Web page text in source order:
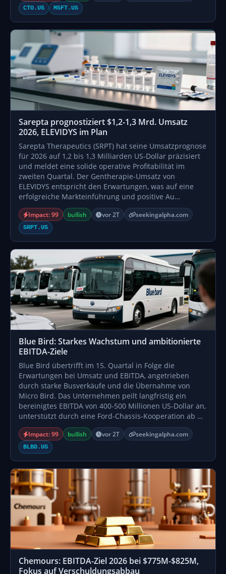
CTO.US MSFT.US
Sarepta prognostiziert $1,2-1,3 Mrd. Umsatz
2026, ELEVIDYS im Plan
Sarepta Therapeutics (SRPT) hat seine Umsatzprognose
für 2026 auf 1,2 bis 1,3 Milliarden US-Dollar präzisiert
und meldet eine solide operative Profitabilität im
zweiten Quartal. Der Gentherapie-Umsatz von
ELEVIDYS entspricht den Erwartungen, was auf eine
erfolgreiche Markteinführung und positive Au…
Impact: 99 bullish vor 2T seekingalpha.com
SRPT.US
Blue Bird: Starkes Wachstum und ambitionierte
EBITDA-Ziele
Blue Bird übertrifft im 15. Quartal in Folge die
Erwartungen bei Umsatz und EBITDA, angetrieben
durch starke Busverkäufe und die Übernahme von
Micro Bird. Das Unternehmen peilt langfristig ein
bereinigtes EBITDA von 400-500 Millionen US-Dollar an,
unterstützt durch eine Ford-Chassis-Kooperation ab …
Impact: 99 bullish vor 2T seekingalpha.com
BLBD.US
Chemours: EBITDA-Ziel 2026 bei $775M-$825M,
Fokus auf Verschuldungsabbau